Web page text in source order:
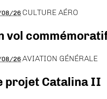
26 CULTURE AÉRO
vol
26AVIATION GÉNÉRALE
projet Catalina II